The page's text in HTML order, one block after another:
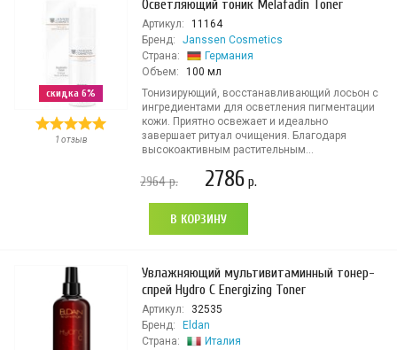
скидка 6%
1 отзыв
Осветляющий тоник Melafadin Toner
Артикул:
11164
Бренд:
Janssen Cosmetics
Страна:
Германия
Объем:
100 мл
Тонизирующий, восстанавливающий лосьон с
ингредиентами для осветления пигментации
кожи. Приятно освежает и идеально
завершает ритуал очищения. Благодаря
высокоактивным растительным...
2964р. 2786 р.
В КОРЗИНУ
Увлажняющий мультивитаминный тонер-
спрей Hydro С Energizing Toner
Артикул:
32535
Бренд:
Eldan
Страна:
Италия